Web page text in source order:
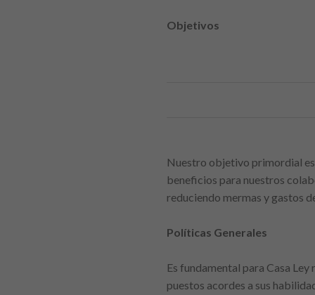
Objetivos
Nuestro objetivo primordial es
beneficios para nuestros
reduciendo mermas y gastos
Políticas Generales
Es fundamental para Casa
puestos acordes a sus